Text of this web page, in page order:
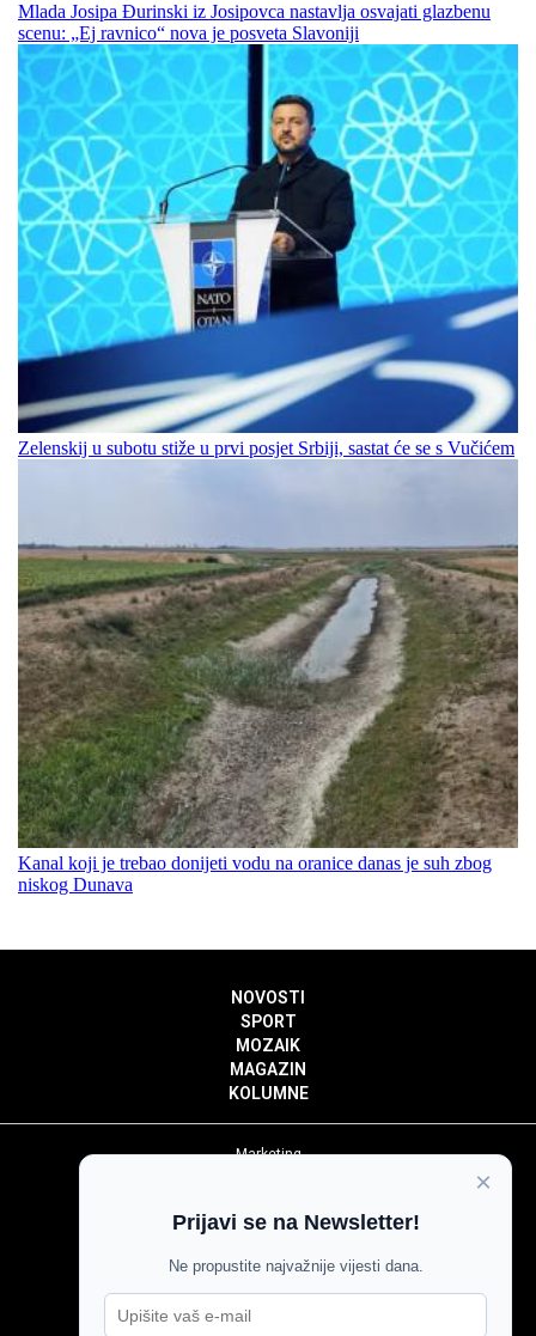
Mlada Josipa Đurinski iz Josipovca nastavlja osvajati glazbenu
scenu: „Ej ravnico“ nova je posveta Slavoniji
Zelenskij u subotu stiže u prvi posjet Srbiji, sastat će se s Vučićem
Kanal koji je trebao donijeti vodu na oranice danas je suh zbog
niskog Dunava
NOVOSTI
SPORT
MOZAIK
MAGAZIN
KOLUMNE
Marketing
Impressum
Pravila komentiranja
Agroglas
×
Prijavi se na Newsletter!
Ne propustite najvažnije vijesti dana.